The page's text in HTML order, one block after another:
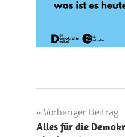
Vorheriger Beitrag
Alles für die